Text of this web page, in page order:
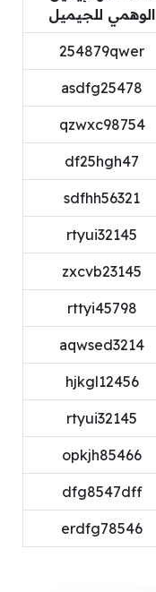
الوهمي للجيميل
254879qwer
asdfg25478
qzwxc98754
df25hgh47
sdfhh56321
rtyui32145
zxcvb23145
rttyi45798
aqwsed3214
hjkgl12456
rtyui32145
opkjh85466
dfg8547dff
erdfg78546